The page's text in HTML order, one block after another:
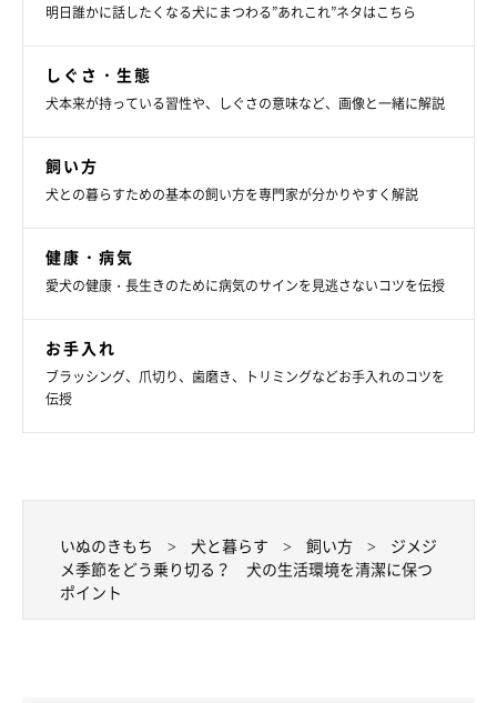
安心です。
梅雨どきに愛犬の生活環境を快適で清潔に保つためには、室温・
湿度の管理と、こまめな掃除がカギになります。愛犬が快適な環
境は、飼い主さんにとっても居心地のいいもの。今回ご紹介した
内容も参考に、梅雨どきを乗り切ってくださいね。
に負けず、雨の日も快適な暮らしをしよう♪ 愛犬のための梅雨
文／田山郁
※写真はスマホアプリ「いぬ・ねこのきもち」で投稿されたもの
です。
明日誰かに話したくなる犬にまつわる”あれこれ”ネタはこちら
しぐさ・生態
犬本来が持っている習性や、しぐさの意味など、画像と一緒に解説
飼い方
犬との暮らすための基本の飼い方を専門家が分かりやすく解説
健康・病気
愛犬の健康・長生きのために病気のサインを見逃さないコツを伝授
お手入れ
ブラッシング、爪切り、歯磨き、トリミングなどお手入れのコツを
伝授
いぬのきもち 犬と暮らす 飼い方
ジメジ
メ季節をどう乗り切る？ 犬の生活環境を清潔に保つ
ポイント